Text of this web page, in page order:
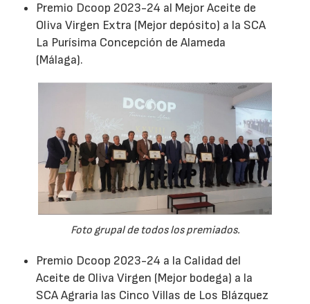
Premio Dcoop 2023-24 al Mejor Aceite de
Oliva Virgen Extra (Mejor depósito) a la SCA
La Purísima Concepción de Alameda
(Málaga).
Foto grupal de todos los premiados.
Premio Dcoop 2023-24 a la Calidad del
Aceite de Oliva Virgen (Mejor bodega) a la
SCA Agraria las Cinco Villas de Los Blázquez